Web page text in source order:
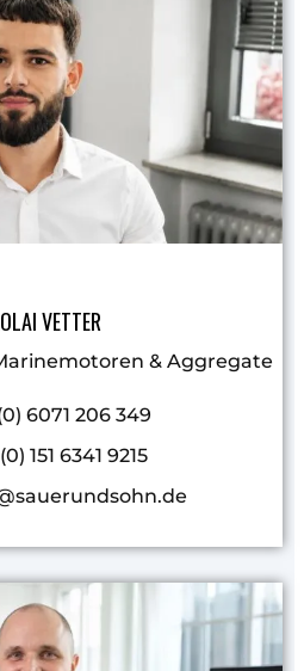
VETTER
& Aggregate​
6071 206 349
151 6341 9215